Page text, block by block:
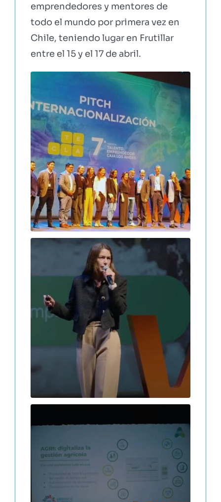
emprendedores y mentores de
todo el mundo por primera vez en
Chile, teniendo lugar en Frutillar
entre el 15 y el 17 de abril.